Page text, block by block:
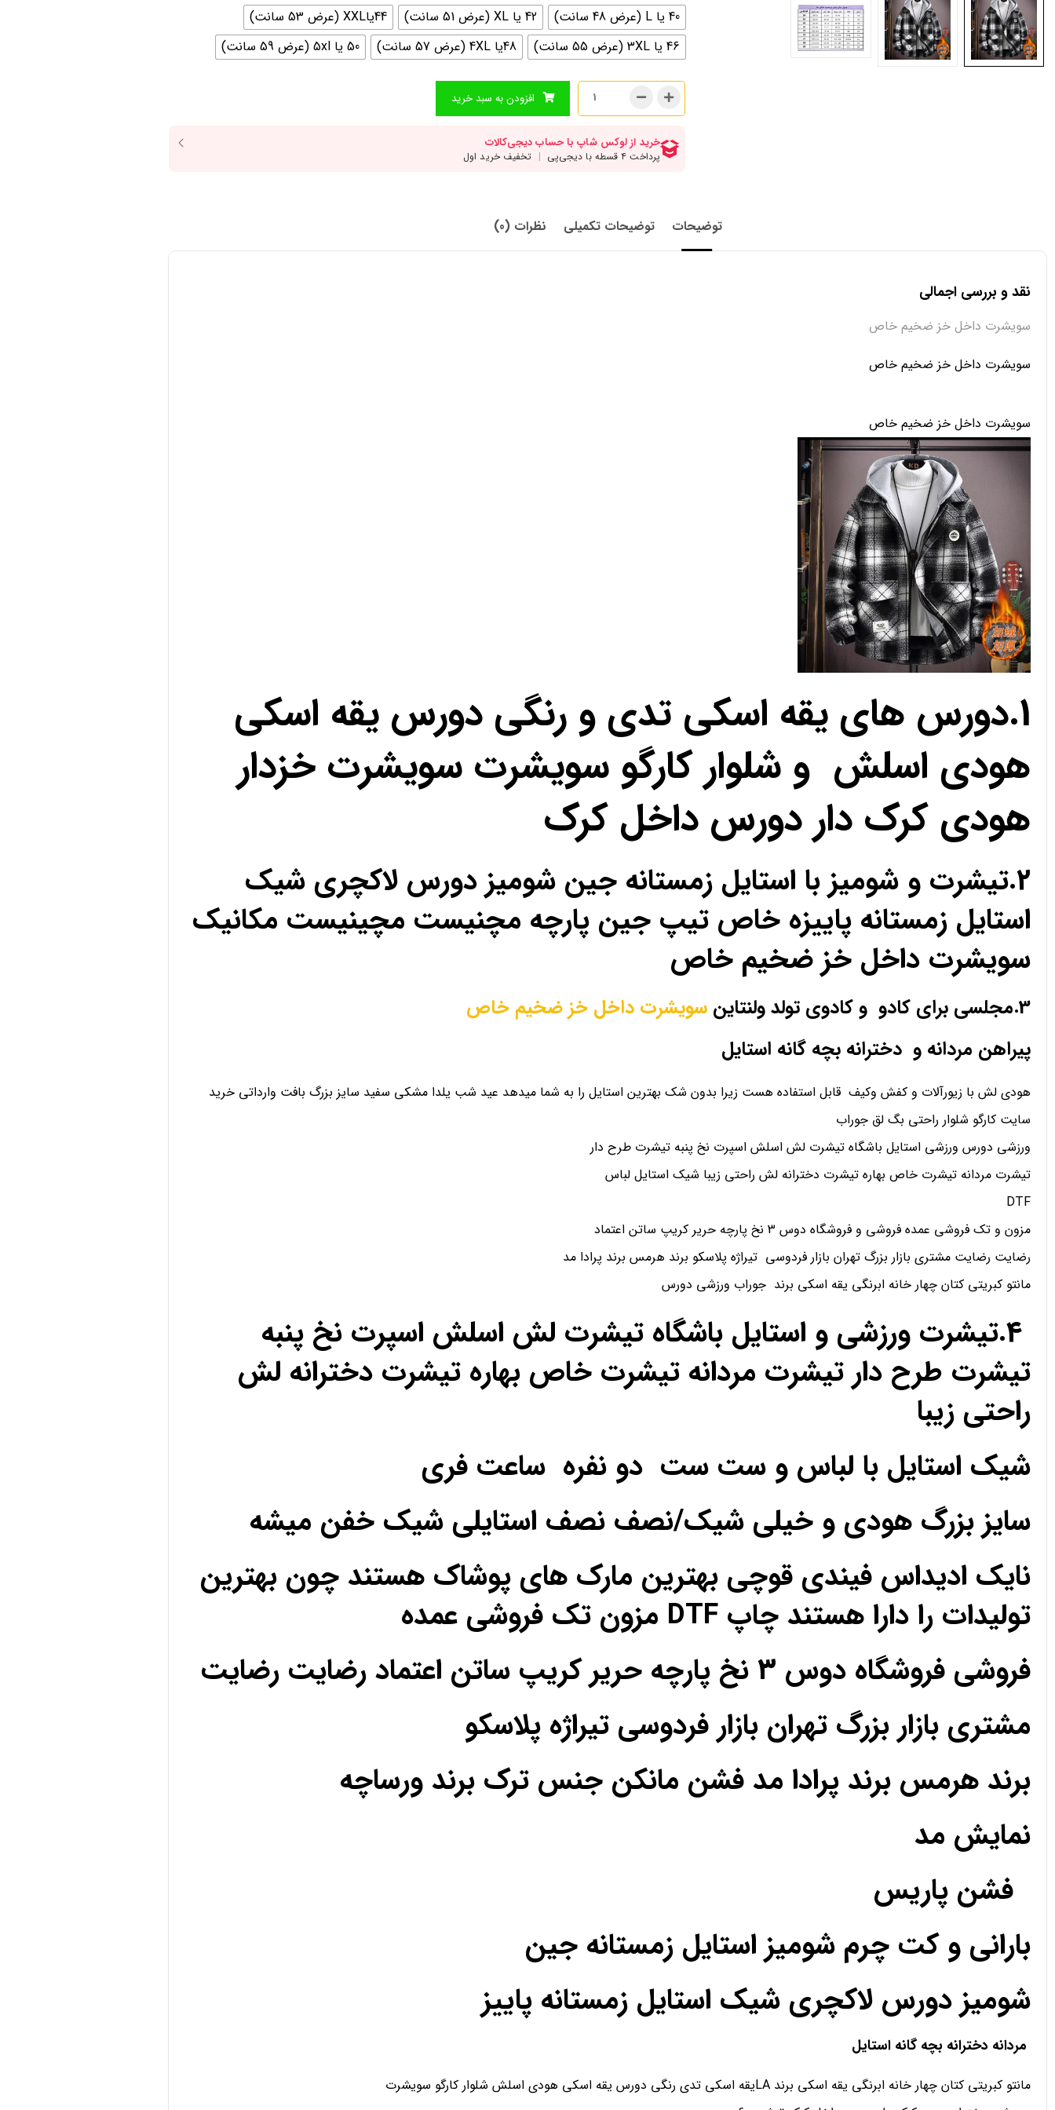
40 یا L (عرض 48 سانت) 42 یا XL (عرض 51 سانت)
44یاXXL (عرض 53 سانت)
46 یا 3XL (عرض 55 سانت)
48یا 4XL (عرض 57 سانت) 50 یا 5xl (عرض 59 سانت)
افزودن به سبد خرید
توضیحات توضیحات تکمیلی نظرات (0)
نقد و بررسی اجمالی
سویشرت داخل خز ضخیم خاص
سویشرت داخل خز ضخیم خاص
سویشرت داخل خز ضخیم خاص
1.دورس های یقه اسکی تدی و رنگی دورس یقه اسکی
هودی اسلش و شلوار کارگو سویشرت سویشرت خزدار
هودی کرک دار دورس داخل کرک
2.تیشرت و شومیز با استایل زمستانه جین شومیز دورس لاکچری شیک
استایل زمستانه پاییزه خاص تیپ جین پارچه مچنیست مچینیست مکانیک
سویشرت داخل خز ضخیم خاص
3.مجلسی برای کادو و کادوی تولد ولنتاین
سویشرت داخل خز ضخیم خاص
پیراهن مردانه و دخترانه بچه گانه استایل
هودی لش با زیورآلات و کفش وکیف قابل استفاده هست زیرا بدون شک بهترین استایل را به شما میدهد عید شب یلدا مشکی سفید سایز بزرگ بافت وارداتی خرید
سایت کارگو شلوار راحتی بگ لق جوراب
ورزشی دورس ورزشی استایل باشگاه تیشرت لش اسلش اسپرت نخ پنبه تیشرت طرح دار
تیشرت مردانه تیشرت خاص بهاره تیشرت دخترانه لش راحتی زیبا شیک استایل لباس
DTF
مزون و تک فروشی عمده فروشی و فروشگاه دوس 3 نخ پارچه حریر کریپ ساتن اعتماد
رضایت رضایت مشتری بازار بزرگ تهران بازار فردوسی تیراژه پلاسکو برند هرمس برند پرادا مد
مانتو کبریتی کتان چهار خانه ابرنگی یقه اسکی برند جوراب ورزشی دورس
4.تیشرت ورزشی و استایل باشگاه تیشرت لش اسلش اسپرت نخ پنبه
تیشرت طرح دار تیشرت مردانه تیشرت خاص بهاره تیشرت دخترانه لش
راحتی زیبا
شیک استایل با لباس و ست ست دو نفره ساعت فری
سایز بزرگ هودی و خیلی شیک/نصف نصف استایلی شیک خفن میشه
نایک ادیداس فیندی قوچی بهترین مارک های پوشاک هستند چون بهترین
تولیدات را دارا هستند چاپ DTF مزون تک فروشی عمده
فروشی فروشگاه دوس 3 نخ پارچه حریر کریپ ساتن اعتماد رضایت رضایت
مشتری بازار بزرگ تهران بازار فردوسی تیراژه پلاسکو
برند هرمس برند پرادا مد فشن مانکن جنس ترک برند ورساچه
نمایش مد
فشن پاریس
بارانی و کت چرم شومیز استایل زمستانه جین
شومیز دورس لاکچری شیک استایل زمستانه پاییز
مردانه دخترانه بچه گانه استایل
مانتو کبریتی کتان چهار خانه ابرنگی یقه اسکی برند LAیقه اسکی تدی رنگی دورس یقه اسکی هودی اسلش شلوار کارگو سویشرت